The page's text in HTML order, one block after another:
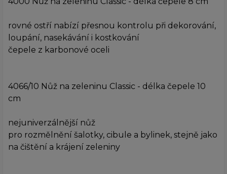
rovné ostří nabízí přesnou kontrolu při dekorování,
loupání, nasekávání i kostkování
čepele z karbonové oceli
4066/10 Nůž na zeleninu Classic - délka čepele 10
cm
nejuniverzálnější nůž
pro rozmělnění šalotky, cibule a bylinek, stejně jako
na čištění a krájení zeleniny